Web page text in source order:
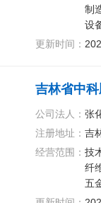
制
设
更新时间：
吉林省中
公司法人： 张
注册地址： 吉
经营范围： 技
纤
五